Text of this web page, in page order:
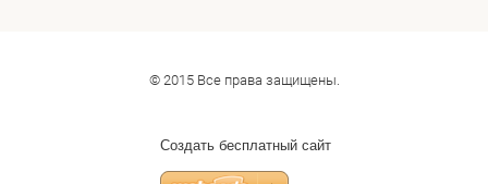
© 2015 Все права защищены.
Создать бесплатный сайт